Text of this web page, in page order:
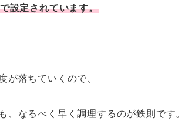
設定されています。
が落ちていくので、
、なるべく早く調理するのが鉄則です。